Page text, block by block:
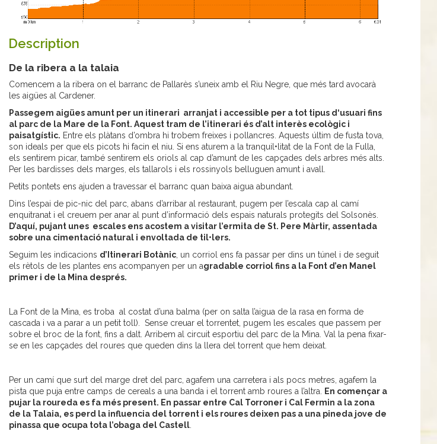
Description
De la ribera a la talaia
Comencem a la ribera on el barranc de Pallarès s’uneix amb el Riu Negre, que més tard avocarà
les aigües al Cardener.
Passegem aigües amunt per un itinerari arranjat i accessible per a tot tipus d‘usuari fins
al parc de la Mare de la Font. Aquest tram de l’itinerari és d’alt interès ecològic i
paisatgístic. Entre els plàtans d’ombra hi trobem freixes i pollancres. Aquests últim de fusta tova,
son ideals per que els picots hi facin el niu. Si ens aturem a la tranquil•litat de la Font de la Fulla,
els sentirem picar, també sentirem els oriols al cap d’amunt de les capçades dels arbres més alts.
Per les bardisses dels marges, els tallarols i els rossinyols belluguen amunt i avall.
Petits pontets ens ajuden a travessar el barranc quan baixa aigua abundant.
Dins l’espai de pic-nic del parc, abans d’arribar al restaurant, pugem per l’escala cap al camí
enquitranat i el creuem per anar al punt d’informació dels espais naturals protegits del Solsonès.
D’aquí, pujant unes escales ens acostem a visitar l’ermita de St. Pere Màrtir, assentada
sobre una cimentació natural i envoltada de til•lers.
Seguim les indicacions d’Itinerari Botànic, un corriol ens fa passar per dins un túnel i de seguit
els rètols de les plantes ens acompanyen per un agradable corriol fins a la Font d’en Manel
primer i de la Mina després.
La Font de la Mina, es troba al costat d’una balma (per on salta l’aigua de la rasa en forma de
cascada i va a parar a un petit toll). Sense creuar el torrentet, pugem les escales que passem per
sobre el broc de la font, fins a dalt. Arribem al circuit esportiu del parc de la Mina. Val la pena fixar-
se en les capçades del roures que queden dins la llera del torrent que hem deixat.
Per un camí que surt del marge dret del parc, agafem una carretera i als pocs metres, agafem la
pista que puja entre camps de cereals a una banda i el torrent amb roures a l’altra. En començar a
pujar la roureda es fa més present. En passar entre Cal Torroner i Cal Fermin a la zona
de la Talaia, es perd la influencia del torrent i els roures deixen pas a una pineda jove de
pinassa que ocupa tota l’obaga del Castell.